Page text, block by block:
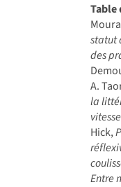
Table
statut
des
A.
la
Hick,
Entre